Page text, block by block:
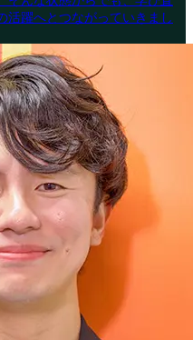
活躍へとつながっていきまし